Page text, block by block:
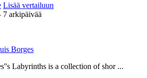
Lisää vertailuun
7 arkipäivää
Borges
Labyrinths is a collection of shor ...